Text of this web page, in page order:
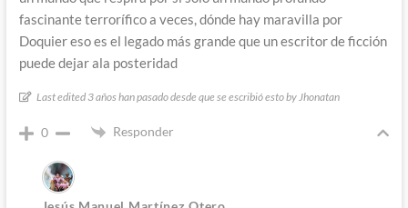
fascinante terrorífico a veces, dónde hay maravilla por
Doquier eso es el legado más grande que un escritor de ficción
puede dejar ala posteridad
Last edited 3 años han pasado desde que se escribió esto by Jhonatan
0 Responder